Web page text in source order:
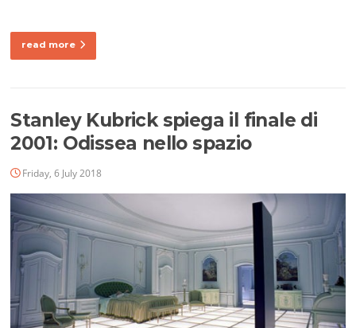
read more
Stanley Kubrick spiega il finale di
2001: Odissea nello spazio
Friday, 6 July 2018